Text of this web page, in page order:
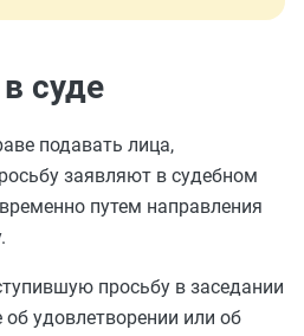
суде
подавать лица,
заявляют в судебном
путем направления
просьбу в заседании
удовлетворении или об